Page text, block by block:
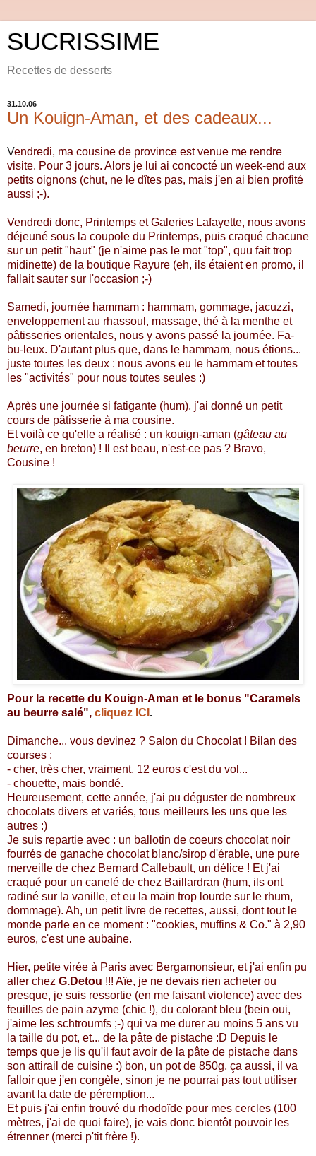
SUCRISSIME
Recettes de desserts
31.10.06
Un Kouign-Aman, et des cadeaux...
Vendredi, ma cousine de province est venue me rendre
visite. Pour 3 jours. Alors je lui ai concocté un week-end aux
petits oignons (chut, ne le dîtes pas, mais j'en ai bien profité
aussi ;-).
Vendredi donc, Printemps et Galeries Lafayette, nous avons
déjeuné sous la coupole du Printemps, puis craqué chacune
sur un petit "haut" (je n'aime pas le mot "top", quu fait trop
midinette) de la boutique Rayure (eh, ils étaient en promo, il
fallait sauter sur l'occasion ;-)
Samedi, journée hammam : hammam, gommage, jacuzzi,
enveloppement au rhassoul, massage, thé à la menthe et
pâtisseries orientales, nous y avons passé la journée. Fa-
bu-leux. D'autant plus que, dans le hammam, nous étions...
juste toutes les deux : nous avons eu le hammam et toutes
les "activités" pour nous toutes seules :)
Après une journée si fatigante (hum), j'ai donné un petit
cours de pâtisserie à ma cousine.
Et voilà ce qu'elle a réalisé : un kouign-aman (gâteau au
beurre, en breton) ! Il est beau, n'est-ce pas ? Bravo,
Cousine !
Pour la recette du Kouign-Aman et le bonus "Caramels
au beurre salé", cliquez ICI .
Dimanche... vous devinez ? Salon du Chocolat ! Bilan des
courses :
- cher, très cher, vraiment, 12 euros c'est du vol...
- chouette, mais bondé.
Heureusement, cette année, j'ai pu déguster de nombreux
chocolats divers et variés, tous meilleurs les uns que les
autres :)
Je suis repartie avec : un ballotin de coeurs chocolat noir
fourrés de ganache chocolat blanc/sirop d'érable, une pure
merveille de chez Bernard Callebault, un délice ! Et j'ai
craqué pour un canelé de chez Baillardran (hum, ils ont
radiné sur la vanille, et eu la main trop lourde sur le rhum,
dommage). Ah, un petit livre de recettes, aussi, dont tout le
monde parle en ce moment : "cookies, muffins & Co." à 2,90
euros, c'est une aubaine.
Hier, petite virée à Paris avec Bergamonsieur, et j'ai enfin pu
aller chez G.Detou !!! Aïe, je ne devais rien acheter ou
presque, je suis ressortie (en me faisant violence) avec des
feuilles de pain azyme (chic !), du colorant bleu (bein oui,
j'aime les schtroumfs ;-) qui va me durer au moins 5 ans vu
la taille du pot, et... de la pâte de pistache :D Depuis le
temps que je lis qu'il faut avoir de la pâte de pistache dans
son attirail de cuisine :) bon, un pot de 850g, ça aussi, il va
falloir que j'en congèle, sinon je ne pourrai pas tout utiliser
avant la date de péremption...
Et puis j'ai enfin trouvé du rhodoïde pour mes cercles (100
mètres, j'ai de quoi faire), je vais donc bientôt pouvoir les
étrenner (merci p'tit frère !).